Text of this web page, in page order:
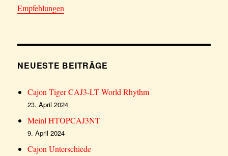
Empfehlungen
NEUESTE BEITRÄGE
Cajon Tiger CAJ3-LT World Rhythm
23. April 2024
Meinl HTOPCAJ3NT
9. April 2024
Cajon Unterschiede